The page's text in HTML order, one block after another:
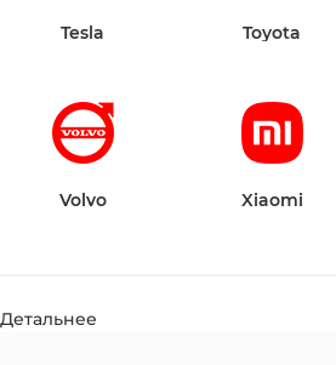
Tesla Toyota
Volvo Xiaomi
Детальнее